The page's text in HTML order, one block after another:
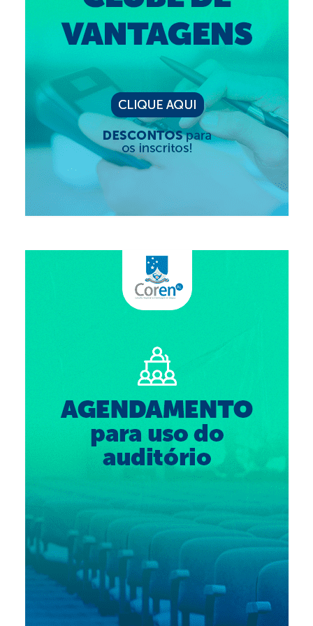
Editais e licitação
Eleições
Responsabilidade Técnica
Legislações
Decisões
Portarias
Censura Pública
Procedimento para registro
Clube de Vantagens
Valores dos serviços
Reserva de auditório
Ouvidoria
Contatos
Fale Conosco
NEP